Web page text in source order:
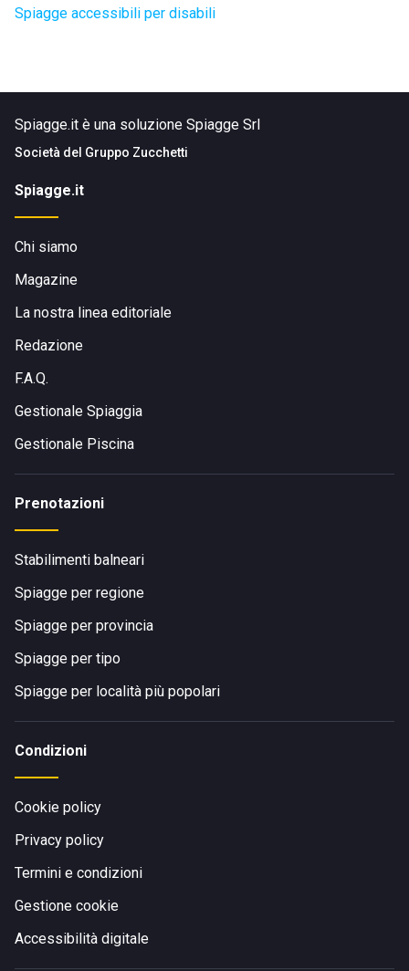
Spiagge accessibili per disabili
Spiagge.it è una soluzione Spiagge Srl
Società del Gruppo Zucchetti
Spiagge.it
Chi siamo
Magazine
La nostra linea editoriale
Redazione
F.A.Q.
Gestionale Spiaggia
Gestionale Piscina
Prenotazioni
Stabilimenti balneari
Spiagge per regione
Spiagge per provincia
Spiagge per tipo
Spiagge per località più popolari
Condizioni
Cookie policy
Privacy policy
Termini e condizioni
Gestione cookie
Accessibilità digitale